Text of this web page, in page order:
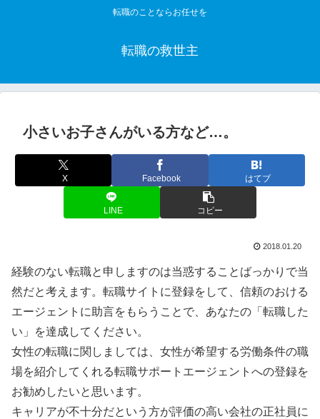
転職のことならお任せを
転職の救世主
小さいお子さんがいる方など…。
X Facebook はてブ
LINE コピー
2018.01.20
経験のない転職と申しますのは当惑することばっかりで当
然だと考えます。転職サイトに登録をして、信頼のおける
エージェントに助言をもらうことで、あなたの「転職した
い」を達成してください。
女性の転職に関しましては、女性が希望する労働条件の職
場を紹介してくれる転職サポートエージェントへの登録を
お勧めしたいと思います。
キャリアが不十分だという方が評価の高い会社の正社員に